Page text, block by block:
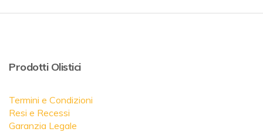
Prodotti Olistici
Termini e Condizioni
Resi e Recessi
Garanzia Legale